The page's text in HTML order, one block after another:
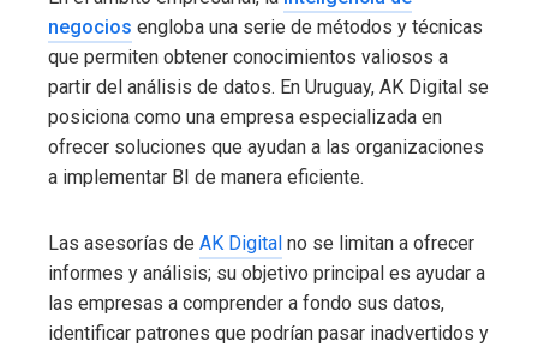
negocios engloba una serie de métodos y técnicas
que permiten obtener conocimientos valiosos a
partir del análisis de datos. En Uruguay, AK Digital se
posiciona como una empresa especializada en
ofrecer soluciones que ayudan a las organizaciones
a implementar BI de manera eficiente.
Las asesorías de AK Digital no se limitan a ofrecer
informes y análisis; su objetivo principal es ayudar a
las empresas a comprender a fondo sus datos,
identificar patrones que podrían pasar inadvertidos y